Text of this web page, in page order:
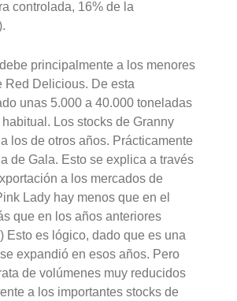
controlada, 16% de la
principalmente a los menores
Red Delicious. De esta
unas 5.000 a 40.000 toneladas
Los stocks de Granny
los de otros años. Prácticamente
de Gala. Esto se explica a través
a los mercados de
Lady hay menos que en el
que en los años anteriores
Esto es lógico, dado que es una
expandió en esos años. Pero
de volúmenes muy reducidos
a los importantes stocks de